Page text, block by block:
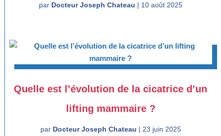
par Docteur Joseph Chateau | 10 août 2025
Quelle est l’évolution de la cicatrice d’un
lifting mammaire ?
par Docteur Joseph Chateau | 23 juin 2025